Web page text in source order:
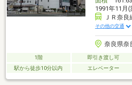
1991年11月
ＪＲ奈
その他の交通
奈良県奈
1階 即引き渡し可
駅から徒歩10分以内
エレベーター